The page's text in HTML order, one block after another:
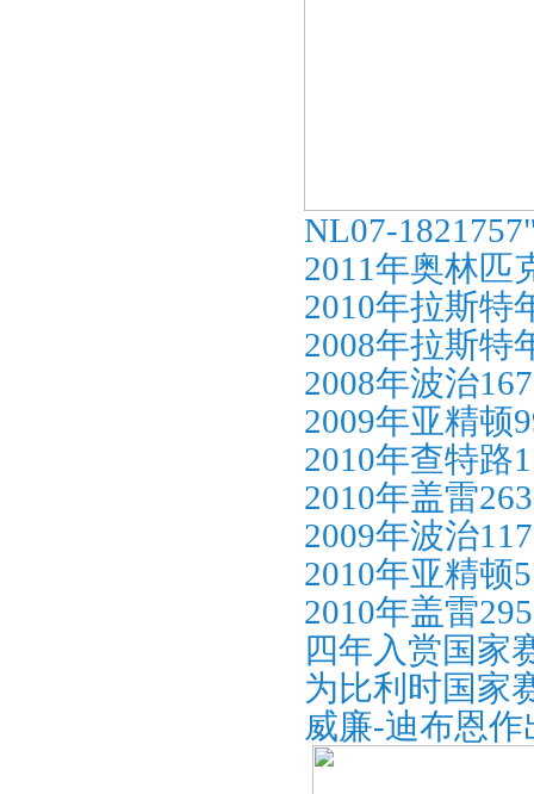
NL07-
2011年奥林匹
2010年拉斯特
2008年拉斯特
2008年波治
2009年亚精顿
2010年查特路
2010年盖雷
2009年波治
2010年亚精顿
2010年盖雷
四年入赏国家
为比利时国家
威廉-迪布恩